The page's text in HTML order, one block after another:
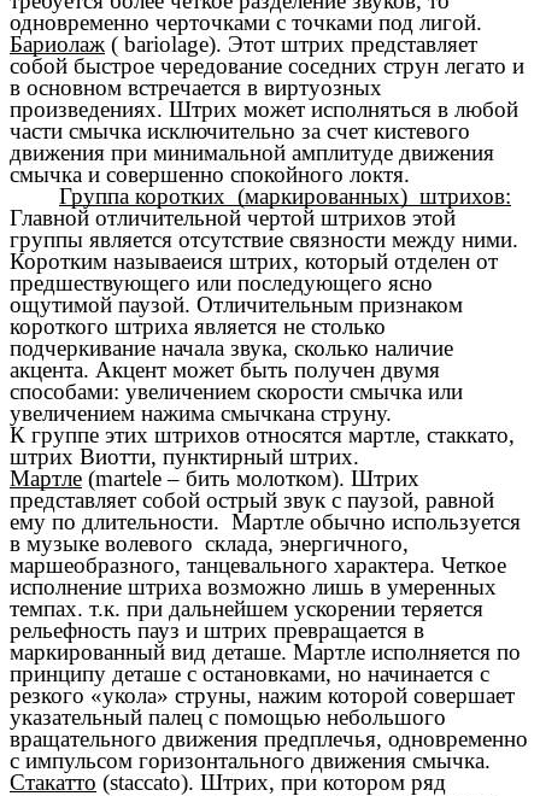
одновременно черточками с точками под лигой.
Бариолаж( bariolage). Этот штрих представляет
собой быстрое чередование соседних струн легато и
в основном встречается в виртуозных
произведениях. Штрих может исполняться в любой
части смычка исключительно за счет кистевого
движения при минимальной амплитуде движения
смычка и совершенно спокойного локтя.
Группа коротких (маркированных) штрихов:
Главной отличительной чертой штрихов этой
группы является отсутствие связности между ними.
Коротким называеися штрих, который отделен от
предшествующего или последующего ясно
ощутимой паузой. Отличительным признаком
короткого штриха является не столько
подчеркивание начала звука, сколько наличие
акцента. Акцент может быть получен двумя
способами: увеличением скорости смычка или
увеличением нажима смычкана струну.
К группе этих штрихов относятся мартле, стаккато,
штрих Виотти, пунктирный штрих.
Мартле (martele – бить молотком). Штрих
представляет собой острый звук с паузой, равной
ему по длительности. Мартле обычно используется
в музыке волевого склада, энергичного,
маршеобразного, танцевального характера. Четкое
исполнение штриха возможно лишь в умеренных
темпах. т.к. при дальнейшем ускорении теряется
рельефность пауз и штрих превращается в
маркированный вид деташе. Мартле исполняется по
принципу деташе с остановками, но начинается с
резкого «укола» струны, нажим которой совершает
указательный палец с помощью небольшого
вращательного движения предплечья, одновременно
с импульсом горизонтального движения смычка.
Стакатто (staccato). Штрих, при котором ряд